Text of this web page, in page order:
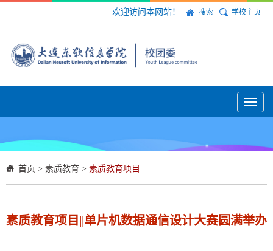
欢迎访问本网站！ 搜索 学校主页
Toggle
首页 > 素质教育 > 素质教育项目
素质教育项目||单片机数据通信设计大赛圆满举办